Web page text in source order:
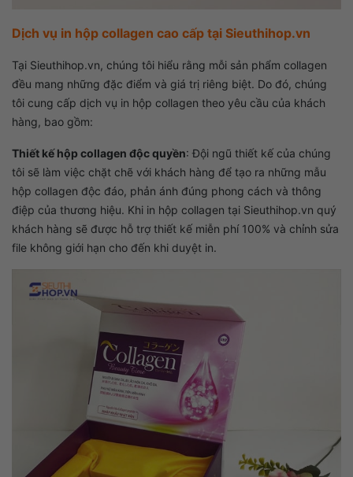
Dịch vụ in hộp collagen cao cấp tại Sieuthihop.vn
Tại Sieuthihop.vn, chúng tôi hiểu rằng mỗi sản phẩm collagen
đều mang những đặc điểm và giá trị riêng biệt. Do đó, chúng
tôi cung cấp dịch vụ in hộp collagen theo yêu cầu của khách
hàng, bao gồm:
Thiết kế hộp collagen độc quyền: Đội ngũ thiết kế của chúng
tôi sẽ làm việc chặt chẽ với khách hàng để tạo ra những mẫu
hộp collagen độc đáo, phản ánh đúng phong cách và thông
điệp của thương hiệu. Khi in hộp collagen tại Sieuthihop.vn quý
khách hàng sẽ được hỗ trợ thiết kế miễn phí 100% và chỉnh sửa
file không giới hạn cho đến khi duyệt in.